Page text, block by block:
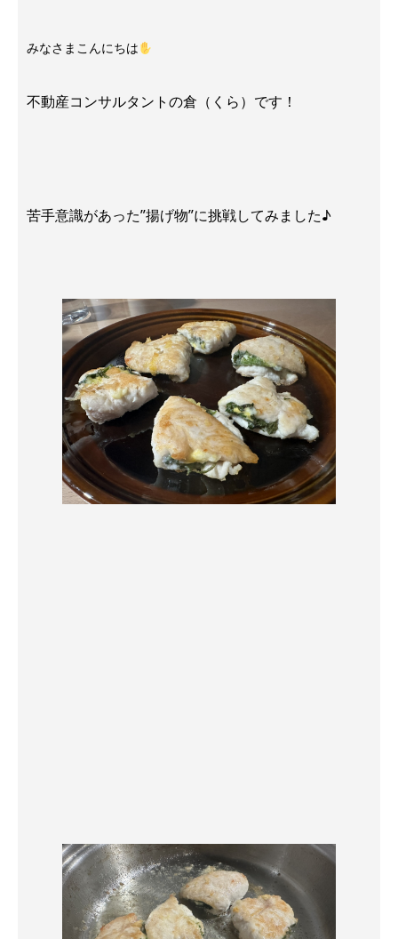
みなさまこんにちは
不動産コンサルタントの倉（くら）です！
苦手意識があった”揚げ物”に挑戦してみました♪